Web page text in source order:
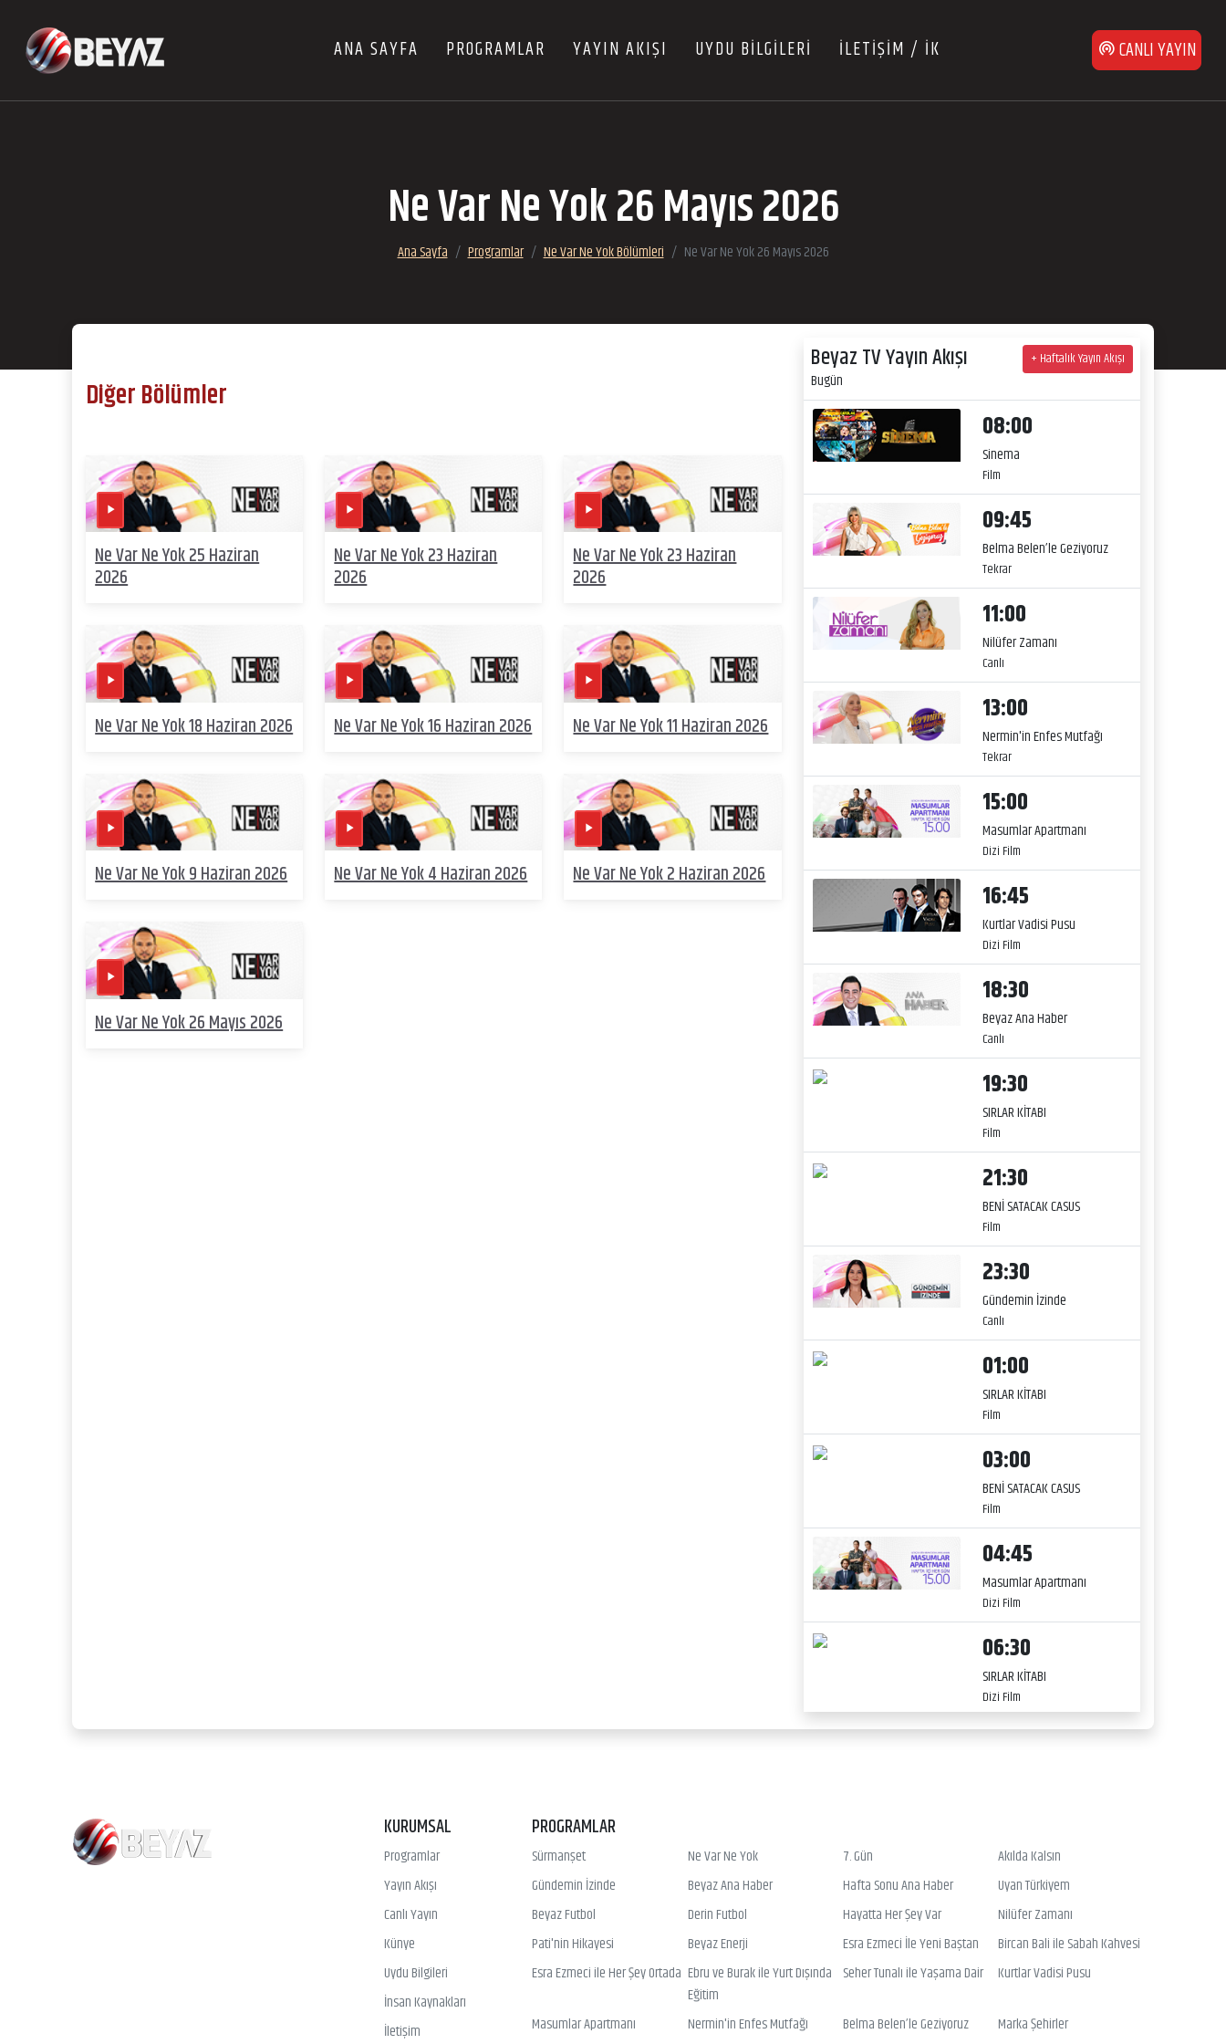
ANA SAYFA PROGRAMLAR YAYIN AKIŞI UYDU BİLGİLERİ İLETİŞİM / İK CANLI YAYIN
Ne Var Ne Yok 26 Mayıs 2026
Ana Sayfa Programlar Ne Var Ne Yok Bölümleri Ne Var Ne Yok 26 Mayıs 2026
Diğer Bölümler
Ne Var Ne Yok 25 Haziran
2026
Ne Var Ne Yok 23 Haziran
2026
Ne Var Ne Yok 23 Haziran
2026
Ne Var Ne Yok 18 Haziran 2026 Ne Var Ne Yok 16 Haziran 2026 Ne Var Ne Yok 11 Haziran 2026
Ne Var Ne Yok 9 Haziran 2026 Ne Var Ne Yok 4 Haziran 2026 Ne Var Ne Yok 2 Haziran 2026
Ne Var Ne Yok 26 Mayıs 2026
Beyaz TV Yayın Akışı
Bugün
+ Haftalık Yayın Akışı
08:00
Sinema
Film
09:45
Belma Belen’le Geziyoruz
Tekrar
11:00
Nilüfer Zamanı
Canlı
13:00
Nermin'in Enfes Mutfağı
Tekrar
15:00
Masumlar Apartmanı
Dizi Film
16:45
Kurtlar Vadisi Pusu
Dizi Film
18:30
Beyaz Ana Haber
Canlı
19:30
SIRLAR KİTABI
Film
21:30
BENİ SATACAK CASUS
Film
23:30
Gündemin İzinde
Canlı
01:00
SIRLAR KİTABI
Film
03:00
BENİ SATACAK CASUS
Film
04:45
Masumlar Apartmanı
Dizi Film
06:30
SIRLAR KİTABI
Dizi Film
KURUMSAL
Programlar
Yayın Akışı
Canlı Yayın
Künye
Uydu Bilgileri
İnsan Kaynakları
İletişim
PROGRAMLAR
Sürmanşet Ne Var Ne Yok 7. Gün
Akılda Kalsın
Gündemin İzinde
Beyaz Ana Haber Hafta Sonu Ana Haber
Uyan Türkiyem
Beyaz Futbol
Derin Futbol Hayatta Her Şey Var
Nilüfer Zamanı
Pati'nin Hikayesi
Beyaz Enerji Esra Ezmeci İle Yeni Baştan
Bircan Bali ile Sabah Kahvesi
Esra Ezmeci ile Her Şey Ortada Ebru ve Burak ile Yurt Dışında
Eğitim
Seher Tunalı ile Yaşama Dair Kurtlar Vadisi Pusu
Masumlar Apartmanı Nermin'in Enfes Mutfağı Belma Belen’le Geziyoruz
Marka Şehirler